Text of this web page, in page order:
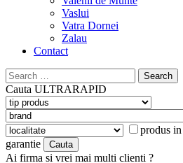
Vaslui
Vatra Dornei
Zalau
Contact
Search
for:
Cauta ULTRARAPID
produs
garantie
Ai firma si vrei mai multi clienti ?